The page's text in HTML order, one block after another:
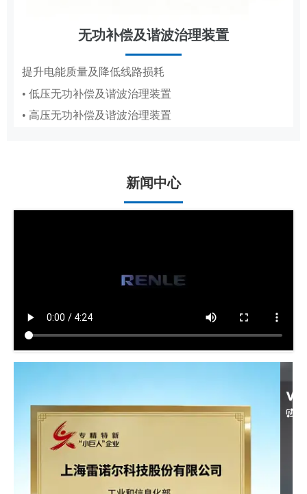
无功补偿及谐波治理装置
提升电能质量及降低线路损耗
• 低压无功补偿及谐波治理装置
• 高压无功补偿及谐波治理装置
节能改造
新闻中心